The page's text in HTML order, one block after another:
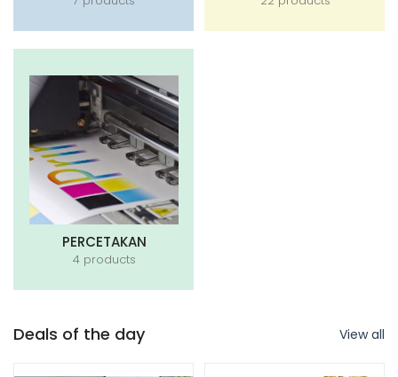
PERCETAKAN
4 products
Deals of the day View all